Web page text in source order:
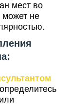
мест во
может не